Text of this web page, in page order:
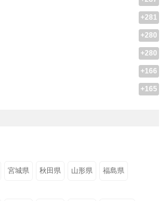
+281
+280
+280
+166
+165
宮城県 秋田県 山形県 福島県